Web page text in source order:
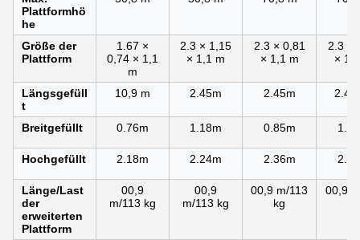
Plattformhö
he
Größe der
Plattform
1.67 ×
0,74 × 1,1
m
2.3 × 1,15
× 1,1 m
2.3 × 0,81
× 1,1 m
2.3 ×
×
Längsgefüll
t
10,9 m 2.45m 2.45m
Breitgefüllt 0.76m 1.18m 0.85m
Hochgefüllt 2.18m 2.24m 2.36m
Länge/Last
der
erweiterten
Plattform
00,9
m/113 kg
00,9
m/113 kg
00,9 m/113
kg
00,9